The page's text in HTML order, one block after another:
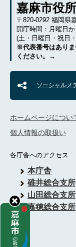
嘉麻市役所
〒820-0292 福岡県
開庁時間：月曜日
(土・日曜日・祝日
※代表番号はあり
ください。→
ソーシャルメ
各庁舎へのアクセス
本庁舎
碓井総合支所
山田総合支所
嘉穂総合支所
ホームページについ
個人情報の取扱い